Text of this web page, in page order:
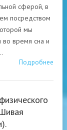
сферой, в
посредством
мы
во время сна и
Подробнее